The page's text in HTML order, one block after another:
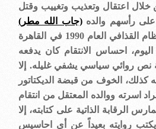
اعتقال وتعذيب وتغييب وقتل
على رأسهم والده(جاب الله مطر)
الذي اختطف من قبل نظام القذافي العام 1990 في القاهرة
احساس الانتقام كان يدفعه
نص روائي سياسي يشفي غليله. إلا
كذلك، الخوف من قبضة الديكتاتور
اسرته ووالده المعتقل من انتقام
الرقابة الذاتية على كتابته، إلا
يكتب روايته بعيداً عن أي احاسيس